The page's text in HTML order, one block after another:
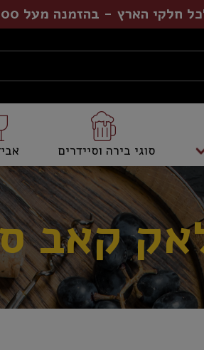
חלקי הארץ - בהזמנה מעל ₪300
סוגי בירה וסיידרים
קאב